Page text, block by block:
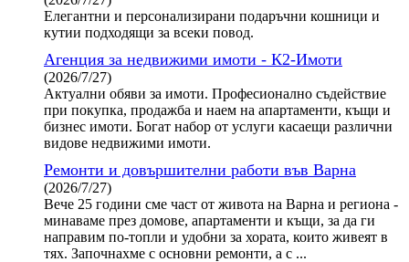
Елегантни и персонализирани подаръчни кошници и
кутии подходящи за всеки повод.
Агенция за недвижими имоти - К2-Имоти
(2026/7/27)
Актуални обяви за имоти. Професионално съдействие
при покупка, продажба и наем на апартаменти, къщи и
бизнес имоти. Богат набор от услуги касаещи различни
видове недвижими имоти.
Ремонти и довършителни работи във Варна
(2026/7/27)
Вече 25 години сме част от живота на Варна и региона -
минаваме през домове, апартаменти и къщи, за да ги
направим по-топли и удобни за хората, които живеят в
тях. Започнахме с основни ремонти, а с ...